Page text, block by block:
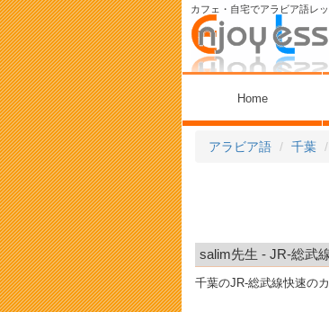
カフェ・自宅でアラビア語レ
Home
アラビア語 千葉
salim先生 - JR-総武
千葉のJR-総武線快速の